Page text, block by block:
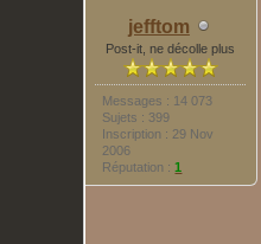
jefftom
Post-it, ne décolle plus
Messages : 14 073
Sujets : 399
Inscription : 29 Nov
2006
Réputation :1